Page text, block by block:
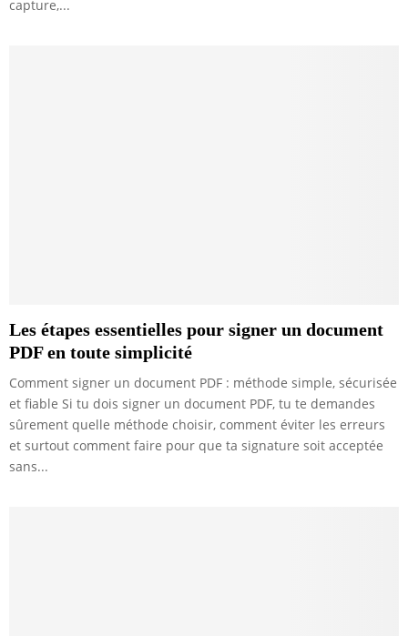
capture,...
Les étapes essentielles pour signer un document
PDF en toute simplicité
Comment signer un document PDF : méthode simple, sécurisée
et fiable Si tu dois signer un document PDF, tu te demandes
sûrement quelle méthode choisir, comment éviter les erreurs
et surtout comment faire pour que ta signature soit acceptée
sans...